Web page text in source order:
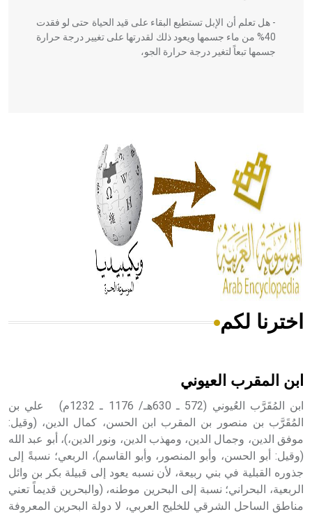
- هل تعلم أن الإبل تستطيع البقاء على قيد الحياة حتى لو فقدت
40% من ماء جسمها ويعود ذلك لقدرتها على تغيير درجة حرارة
جسمها تبعاً لتغير درجة حرارة الجو،
الحكم، الأدلة، تنظيم التغذية، ورسالته في جروح الرأس. ويعود
له الفضل بأنه حرر الطب من الدين والفلسفة.
- هل تعلم أن المرجان إفراز حيواني يتكون في البحر ويتركب
من مادة كربونات الكلسيوم، وهو أحمر أو شديد الحمرة وهو
أجود أنواعه، ويمتاز بكبر الحجم ويسمى الش
هل تعلم أن الأبسيد كلمة فرنسية اللفظ تم اعتمادها مصطلحاً
- هل تعلم أن أبجر Abgar اسم معروف جيداً يعود إلى عدد من
الملوك الذين حكموا مدينة إديسا (الرها) من أبجر الأول وحتى
التاسع، وهم ينتسبون إلى أسرة أوسروين
اخترنا لكم
ابن المقرب العيوني
ابن المُقَرَّب العُيوني (572 ـ 630هـ/ 1176 ـ 1232م) علي بن
المُقَرَّب بن منصور بن المقرب ابن الحسن، كمال الدين، (وقيل:
موفق الدين، وجمال الدين، ومهذب الدين، ونور الدين،)، أبو عبد الله
(وقيل: أبو الحسن، وأبو المنصور، وأبو القاسم)، الربعي؛ نسبةً إلى
جذوره القبلية في بني ربيعة، لأن نسبه يعود إلى قبيلة بكر بن وائل
الربعية، البحراني؛ نسبة إلى البحرين موطنه، (والبحرين قديماً تعني
مناطق الساحل الشرقي للخليج العربي، لا دولة البحرين المعروفة